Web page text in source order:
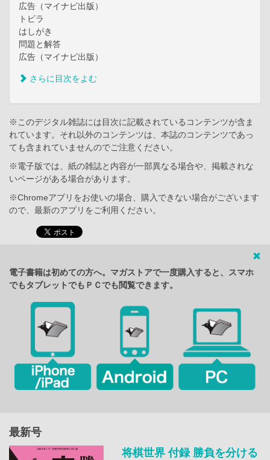
広告（マイナビ出版）
トビラ
はしがき
問題と解答
広告（マイナビ出版）
さらに目次をよむ
※このデジタル雑誌には目次に記載されているコンテンツが含ま
れています。それ以外のコンテンツは、本誌のコンテンツであっ
ても含まれていませんのでご注意ください。
※電子版では、紙の雑誌と内容が一部異なる場合や、掲載されな
いページがある場合があります。
※Chromeアプリをお使いの場合、購入できない場合がございます
ので、最新のアプリをご利用ください。
電子書籍は初めての方へ。マガストアで一度購入すると、スマホ
でもタブレットでもＰＣでも閲覧できます。
最新号
将棋世界 付録 勝負を分ける